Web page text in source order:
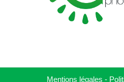
Mentions légales -